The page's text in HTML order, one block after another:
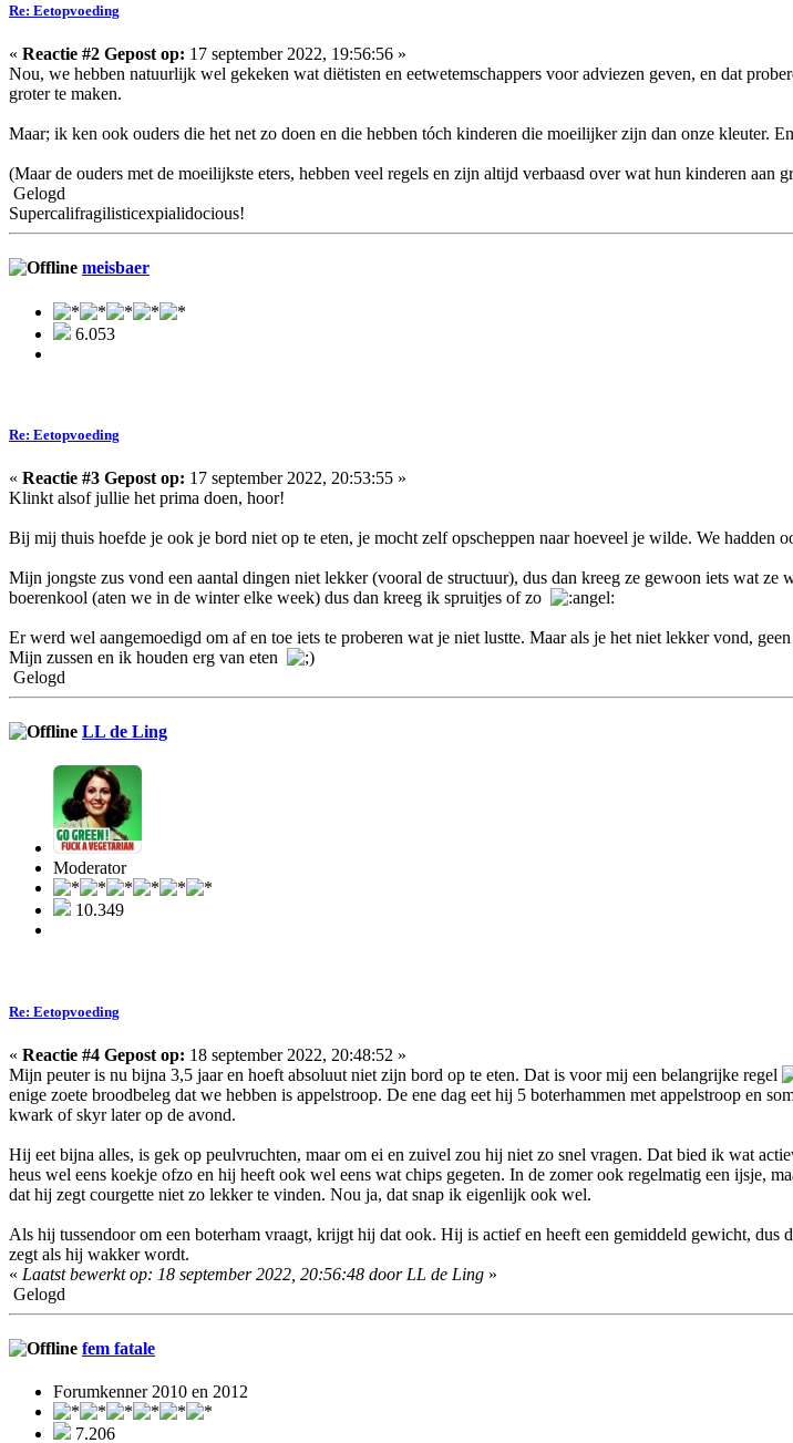
Re: Eetopvoeding
« Reactie #2 Gepost op: 17 september 2022, 19:56:56 »
Nou, we hebben natuurlijk wel gekeken wat diëtisten en eetwetemschappers voor adviezen geven, en dat
groter te maken.
Maar; ik ken ook ouders die het net zo doen en die hebben tóch kinderen die moeilijker zijn dan onze kleuter.
(Maar de ouders met de moeilijkste eters, hebben veel regels en zijn altijd verbaasd over wat hun kinderen aan
Gelogd
Supercalifragilisticexpialidocious!
meisbaer
6.053
Re: Eetopvoeding
« Reactie #3 Gepost op: 17 september 2022, 20:53:55 »
Klinkt alsof jullie het prima doen, hoor!
Bij mij thuis hoefde je ook je bord niet op te eten, je mocht zelf opscheppen naar hoeveel je wilde. We hadden
Mijn jongste zus vond een aantal dingen niet lekker (vooral de structuur), dus dan kreeg ze gewoon iets wat
boerenkool (aten we in de winter elke week) dus dan kreeg ik spruitjes of zo
Er werd wel aangemoedigd om af en toe iets te proberen wat je niet lustte. Maar als je het niet lekker vond,
Mijn zussen en ik houden erg van eten
Gelogd
LL de Ling
Moderator
10.349
Re: Eetopvoeding
« Reactie #4 Gepost op: 18 september 2022, 20:48:52 »
Mijn peuter is nu bijna 3,5 jaar en hoeft absoluut niet zijn bord op te eten. Dat is voor mij een belangrijke regel
enige zoete broodbeleg dat we hebben is appelstroop. De ene dag eet hij 5 boterhammen met appelstroop en
kwark of skyr later op de avond.
Hij eet bijna alles, is gek op peulvruchten, maar om ei en zuivel zou hij niet zo snel vragen. Dat bied ik wat
heus wel eens koekje ofzo en hij heeft ook wel eens wat chips gegeten. In de zomer ook regelmatig een ijsje,
dat hij zegt courgette niet zo lekker te vinden. Nou ja, dat snap ik eigenlijk ook wel.
Als hij tussendoor om een boterham vraagt, krijgt hij dat ook. Hij is actief en heeft een gemiddeld gewicht,
zegt als hij wakker wordt.
« Laatst bewerkt op: 18 september 2022, 20:56:48 door LL de Ling »
Gelogd
fem fatale
Forumkenner 2010 en 2012
7.206